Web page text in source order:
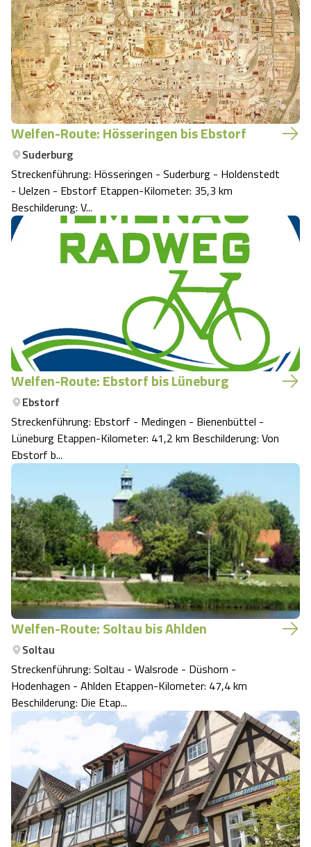
Welfen-Route: Hösseringen bis Ebstorf
Suderburg
Streckenführung: Hösseringen - Suderburg - Holdenstedt
- Uelzen - Ebstorf Etappen-Kilometer: 35,3 km
Beschilderung: V...
Welfen-Route: Ebstorf bis Lüneburg
Ebstorf
Streckenführung: Ebstorf - Medingen - Bienenbüttel -
Lüneburg Etappen-Kilometer: 41,2 km Beschilderung: Von
Ebstorf b...
Welfen-Route: Soltau bis Ahlden
Soltau
Streckenführung: Soltau - Walsrode - Düshorn -
Hodenhagen - Ahlden Etappen-Kilometer: 47,4 km
Beschilderung: Die Etap...